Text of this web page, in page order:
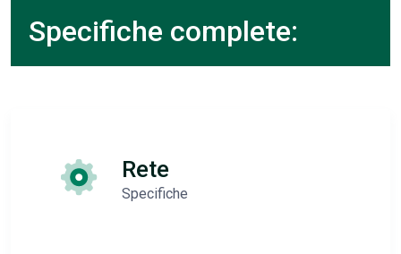
Specifiche complete:
Rete
Specifiche